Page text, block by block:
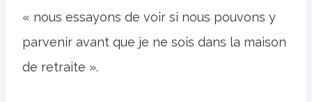
« nous essayons de voir si nous pouvons y
parvenir avant que je ne sois dans la maison
de retraite ».